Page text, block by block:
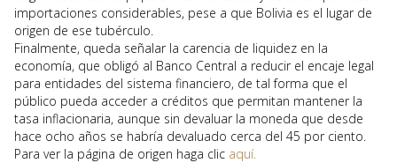
importaciones considerables, pese a que Bolivia es el lugar de
origen de ese tubérculo.
Finalmente, queda señalar la carencia de liquidez en la
economía, que obligó al Banco Central a reducir el encaje legal
para entidades del sistema financiero, de tal forma que el
público pueda acceder a créditos que permitan mantener la
tasa inflacionaria, aunque sin devaluar la moneda que desde
hace ocho años se habría devaluado cerca del 45 por ciento.
Para ver la página de origen haga clic aquí.